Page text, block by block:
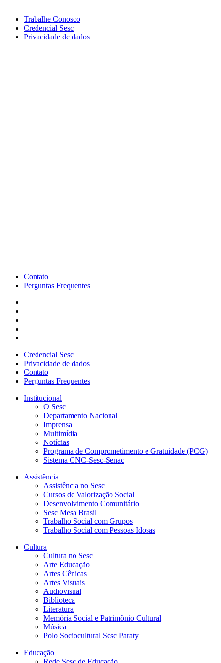
Trabalhe Conosco
Credencial Sesc
Privacidade de dados
Contato
Perguntas Frequentes
Credencial Sesc
Privacidade de dados
Contato
Perguntas Frequentes
Institucional
O Sesc
Departamento Nacional
Imprensa
Multimídia
Notícias
Programa de Comprometimento e Gratuidade (PCG)
Sistema CNC-Sesc-Senac
Assistência
Assistência no Sesc
Cursos de Valorização Social
Desenvolvimento Comunitário
Sesc Mesa Brasil
Trabalho Social com Grupos
Trabalho Social com Pessoas Idosas
Cultura
Cultura no Sesc
Arte Educação
Artes Cênicas
Artes Visuais
Audiovisual
Biblioteca
Literatura
Memória Social e Patrimônio Cultural
Música
Polo Sociocultural Sesc Paraty
Educação